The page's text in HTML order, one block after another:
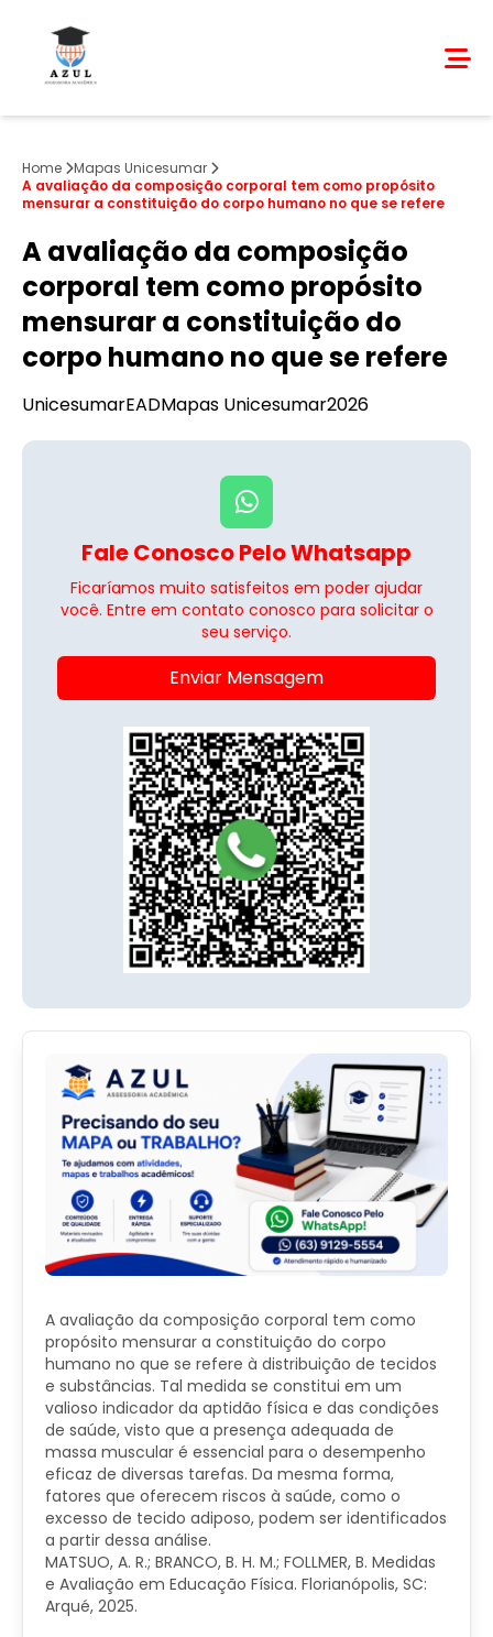
Home
Mapas Unicesumar
A avaliação da composição corporal tem como propósito
mensurar a constituição do corpo humano no que se refere
A avaliação da composição
corporal tem como propósito
mensurar a constituição do
corpo humano no que se refere
UnicesumarEADMapas Unicesumar2026
Fale Conosco Pelo Whatsapp
Ficaríamos muito satisfeitos em poder ajudar
você. Entre em contato conosco para solicitar o
seu serviço.
Enviar Mensagem
A avaliação da composição corporal tem como
propósito mensurar a constituição do corpo
humano no que se refere à distribuição de tecidos
e substâncias. Tal medida se constitui em um
valioso indicador da aptidão física e das condições
de saúde, visto que a presença adequada de
massa muscular é essencial para o desempenho
eficaz de diversas tarefas. Da mesma forma,
fatores que oferecem riscos à saúde, como o
excesso de tecido adiposo, podem ser identificados
a partir dessa análise.
MATSUO, A. R.; BRANCO, B. H. M.; FOLLMER, B. Medidas
e Avaliação em Educação Física. Florianópolis, SC:
Arqué, 2025.